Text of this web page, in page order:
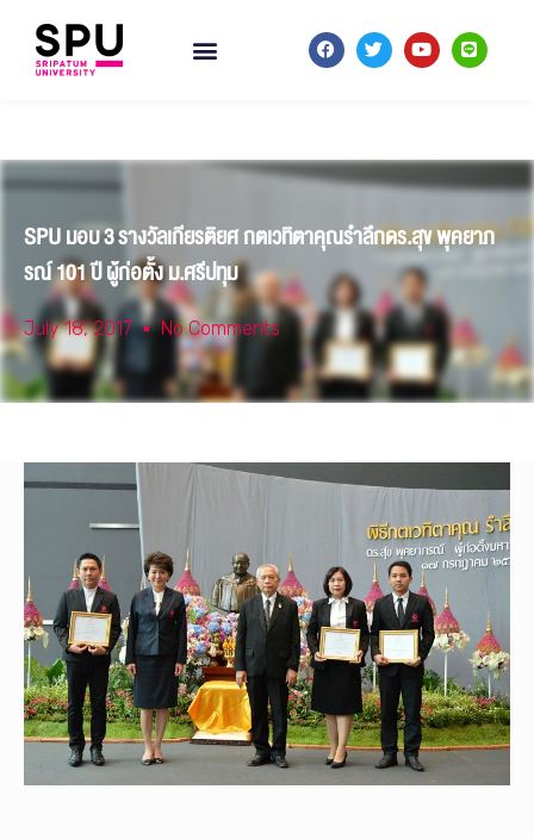
SPU มอบ 3 รางวัลเกียรติยศ กตเวทิตาคุณรำลึกดร.สุข พุคยาภ
รณ์ 101 ปี ผู้ก่อตั้ง ม.ศรีปทุม
July 18, 2017 No Comments